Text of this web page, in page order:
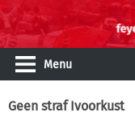
Menu
Geen straf Ivoorkust